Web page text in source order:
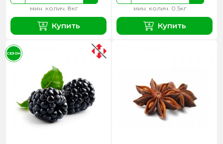
мин. колич. 8кг
Купить
мин. колич. 0.5кг
Купить
СЕЗОН